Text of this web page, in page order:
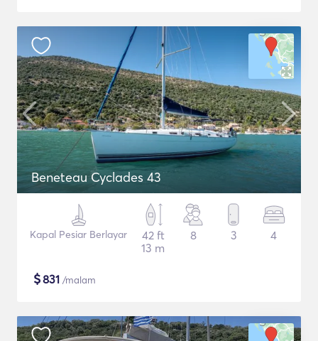
Beneteau Cyclades 43
Kapal Pesiar Berlayar
42 ft
13 m
8 3 4
$831 /malam